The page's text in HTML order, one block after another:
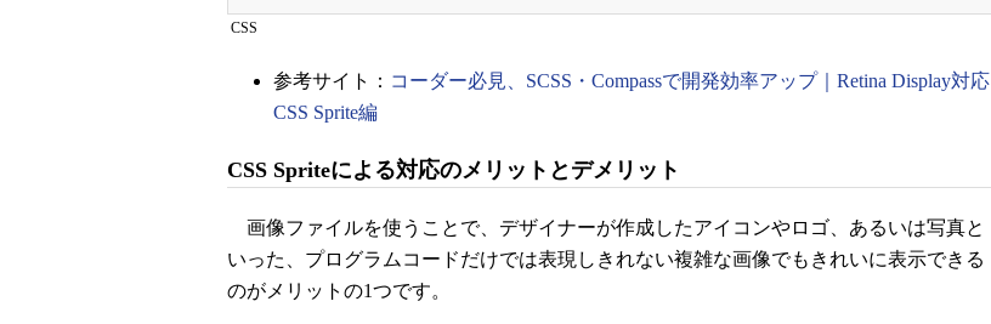
CSS
参考サイト： コーダー必見、SCSS・Compassで開発効率アップ｜Retina Display対応
CSS Sprite編
CSS Spriteによる対応のメリットとデメリット
画像ファイルを使うことで、デザイナーが作成したアイコンやロゴ、あるいは写真と
いった、プログラムコードだけでは表現しきれない複雑な画像でもきれいに表示できる
のがメリットの1つです。